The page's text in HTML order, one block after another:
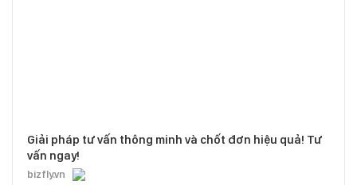
Giải pháp tư vấn thông minh và chốt đơn hiệu quả! Tư
vấn ngay!
bizfly.vn